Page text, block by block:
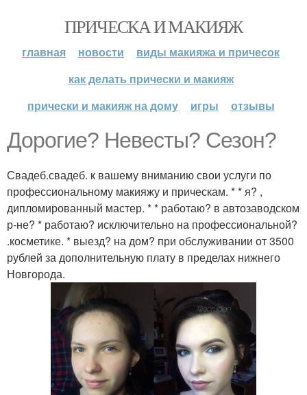
ПРИЧЕСКА И МАКИЯЖ
главная новости
виды макияжа и причесок
как делать прически и макияж
прически и макияж на дому
игры отзывы
Дорогие? Невесты? Сезон?
Свадеб.свадеб. к вашему вниманию свои услуги по
профессиональному макияжу и прическам. * * я? ,
дипломированный мастер. * * работаю? в автозаводском
р-не? * работаю? исключительно на профессиональной?
.косметике. * выезд? на дом? при обслуживании от 3500
рублей за дополнительную плату в пределах нижнего
Новгорода.